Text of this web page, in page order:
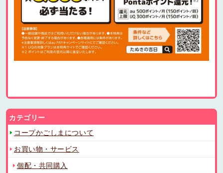
カテゴリー
コープかごしまについて
お買い物・サービス
個配・共同購入